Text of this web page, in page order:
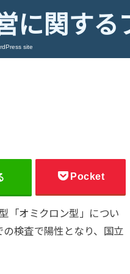
に関する
site
Pocket
「オミクロン型」につい
検査で陽性となり、国立